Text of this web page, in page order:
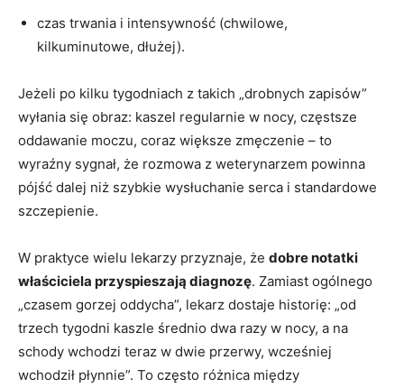
czas trwania i intensywność (chwilowe,
kilkuminutowe, dłużej).
Jeżeli po kilku tygodniach z takich „drobnych zapisów”
wyłania się obraz: kaszel regularnie w nocy, częstsze
oddawanie moczu, coraz większe zmęczenie – to
wyraźny sygnał, że rozmowa z weterynarzem powinna
pójść dalej niż szybkie wysłuchanie serca i standardowe
szczepienie.
W praktyce wielu lekarzy przyznaje, że dobre notatki
właściciela przyspieszają diagnozę. Zamiast ogólnego
„czasem gorzej oddycha”, lekarz dostaje historię: „od
trzech tygodni kaszle średnio dwa razy w nocy, a na
schody wchodzi teraz w dwie przerwy, wcześniej
wchodził płynnie”. To często różnica między